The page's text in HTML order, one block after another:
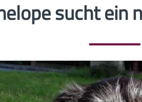
sucht ein